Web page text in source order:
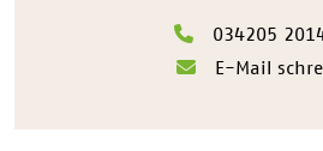
034205
E-Mail